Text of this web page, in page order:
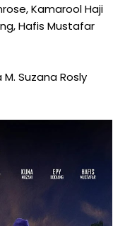
Kamarool Haji
Hafis Mustafar
Suzana Rosly